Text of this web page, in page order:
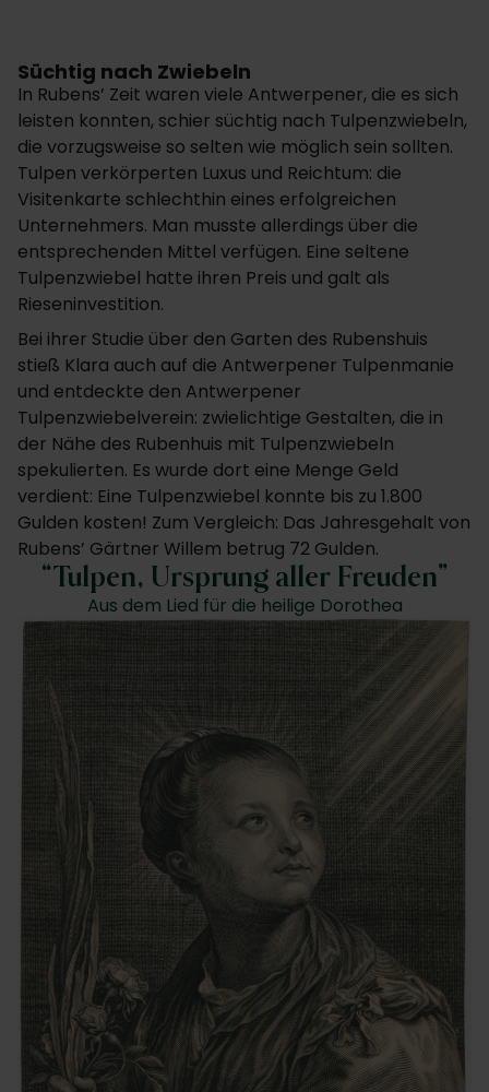
Süchtig nach Zwiebeln
In Rubens’ Zeit waren viele Antwerpener, die es sich
leisten konnten, schier süchtig nach Tulpenzwiebeln,
die vorzugsweise so selten wie möglich sein sollten.
Tulpen verkörperten Luxus und Reichtum: die
Visitenkarte schlechthin eines erfolgreichen
Unternehmers. Man musste allerdings über die
entsprechenden Mittel verfügen. Eine seltene
Tulpenzwiebel hatte ihren Preis und galt als
Rieseninvestition.
Bei ihrer Studie über den Garten des Rubenshuis
stieß Klara auch auf die Antwerpener Tulpenmanie
und entdeckte den Antwerpener
Tulpenzwiebelverein: zwielichtige Gestalten, die in
der Nähe des Rubenhuis mit Tulpenzwiebeln
spekulierten. Es wurde dort eine Menge Geld
verdient: Eine Tulpenzwiebel konnte bis zu 1.800
Gulden kosten! Zum Vergleich: Das Jahresgehalt von
Rubens’ Gärtner Willem betrug 72 Gulden.
Tulpen, Ursprung aller Freuden
Aus dem Lied für die heilige Dorothea